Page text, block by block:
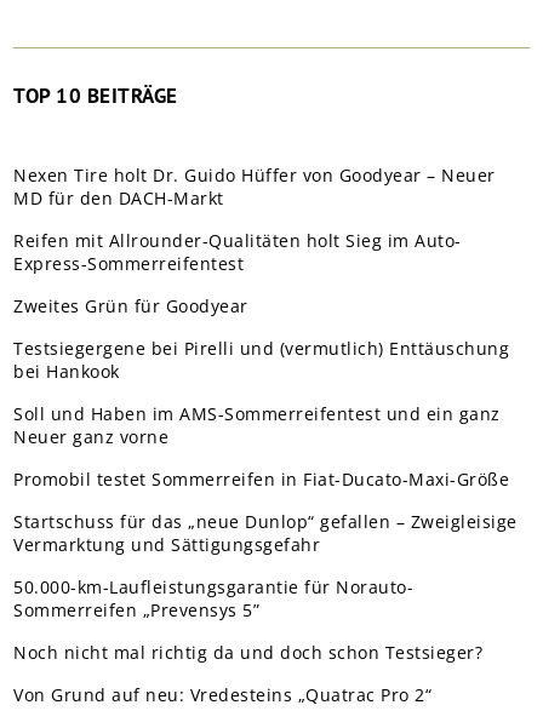
TOP 10 BEITRÄGE
Nexen Tire holt Dr. Guido Hüffer von Goodyear – Neuer
MD für den DACH-Markt
Reifen mit Allrounder-Qualitäten holt Sieg im Auto-
Express-Sommerreifentest
Zweites Grün für Goodyear
Testsiegergene bei Pirelli und (vermutlich) Enttäuschung
bei Hankook
Soll und Haben im AMS-Sommerreifentest und ein ganz
Neuer ganz vorne
Promobil testet Sommerreifen in Fiat-Ducato-Maxi-Größe
Startschuss für das „neue Dunlop“ gefallen – Zweigleisige
Vermarktung und Sättigungsgefahr
50.000-km-Laufleistungsgarantie für Norauto-
Sommerreifen „Prevensys 5”
Noch nicht mal richtig da und doch schon Testsieger?
Von Grund auf neu: Vredesteins „Quatrac Pro 2“